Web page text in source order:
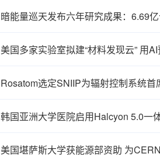
韩国亚洲大学医院启用Halcyon 5.0一